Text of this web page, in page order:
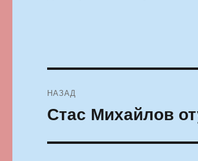
по
НАЗАД
Предыдущая
Стас Михайлов